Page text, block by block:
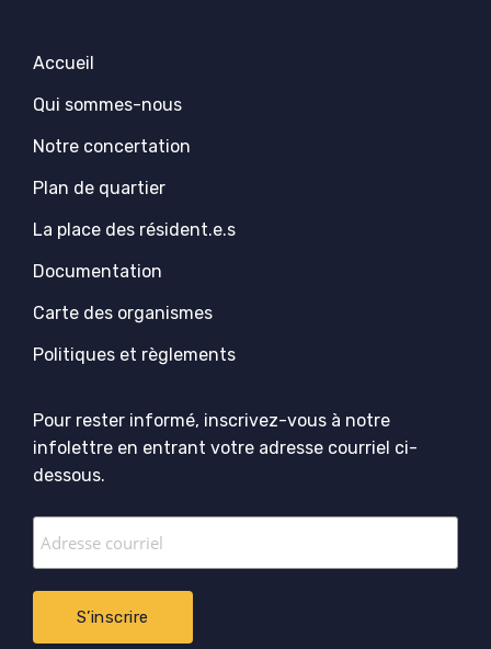
Accueil
Qui sommes-nous
Notre concertation
Plan de quartier
La place des résident.e.s
Documentation
Carte des organismes
Politiques et règlements
Pour rester informé, inscrivez-vous à notre
infolettre en entrant votre adresse courriel ci-
dessous.